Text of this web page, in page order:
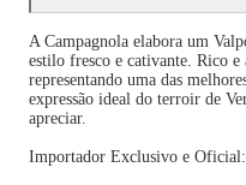
A Campagnola elabora um
estilo fresco e cativante. Rico
representando uma das
expressão ideal do terroir de
apreciar.
Importador Exclusivo e